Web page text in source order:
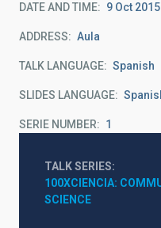
DATE AND TIME 9 Oct
ADDRESS Aula
TALK LANGUAGE Spanish
SLIDES LANGUAGE
SERIE NUMBER 1
TALK SERIES
100XCIENCIA:
SCIENCE